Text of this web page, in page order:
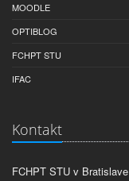
MOODLE
OPTIBLOG
FCHPT STU
IFAC
Kontakt
FCHPT STU v Bratislave